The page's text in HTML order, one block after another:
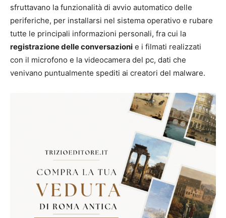
sfruttavano la funzionalità di avvio automatico delle
periferiche, per installarsi nel sistema operativo e rubare
tutte le principali informazioni personali, fra cui la
registrazione delle conversazioni e i filmati realizzati
con il microfono e la videocamera del pc, dati che
venivano puntualmente spediti ai creatori del malware.